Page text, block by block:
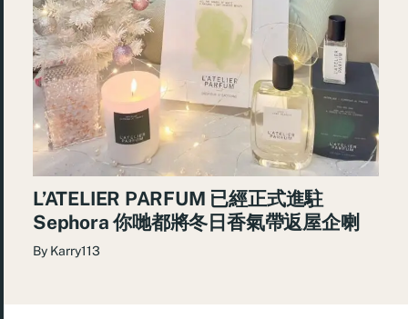
L’ATELIER PARFUM 已經正式進駐
Sephora 你哋都將冬日香氣帶返屋企喇
By Karry113